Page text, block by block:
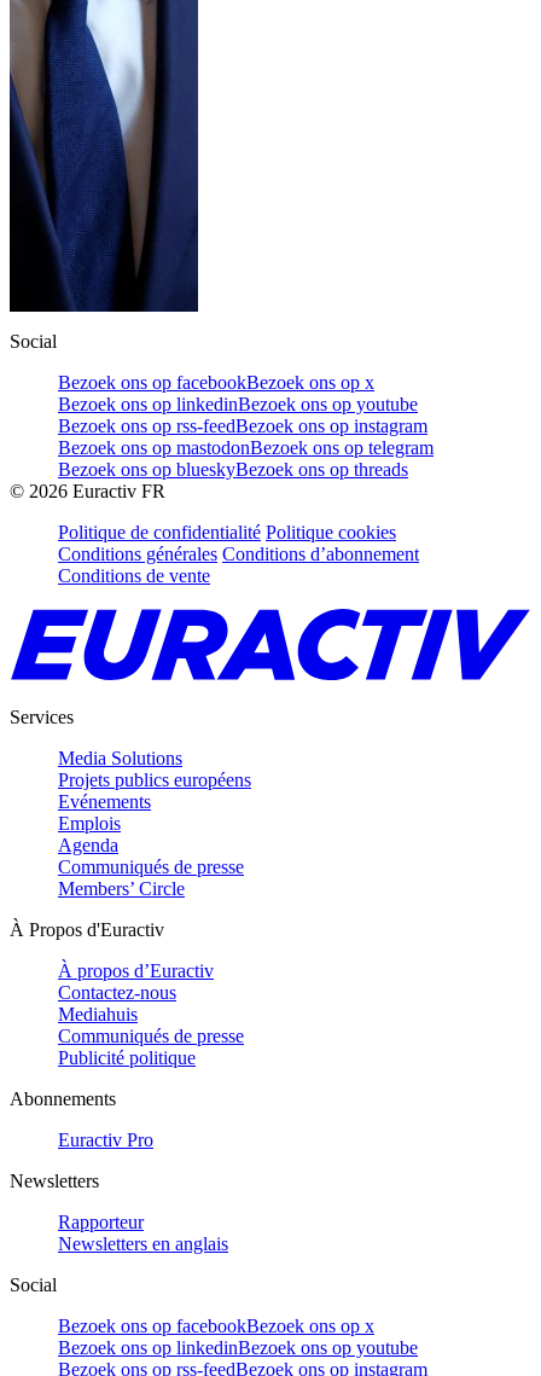
Social
Bezoek ons op facebookBezoek ons op x
Bezoek ons op linkedinBezoek ons op youtube
Bezoek ons op rss-feedBezoek ons op instagram
Bezoek ons op mastodonBezoek ons op telegram
Bezoek ons op blueskyBezoek ons op threads
© 2026 Euractiv FR
Politique de confidentialité Politique cookies
Conditions générales Conditions d’abonnement
Conditions de vente
Services
Media Solutions
Projets publics européens
Evénements
Emplois
Agenda
Communiqués de presse
Members’ Circle
À Propos d'Euractiv
À propos d’Euractiv
Contactez-nous
Mediahuis
Communiqués de presse
Publicité politique
Abonnements
Euractiv Pro
Newsletters
Rapporteur
Newsletters en anglais
Social
Bezoek ons op facebookBezoek ons op x
Bezoek ons op linkedinBezoek ons op youtube
Bezoek ons op rss-feedBezoek ons op instagram